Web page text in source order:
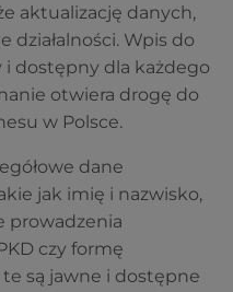
aktualizację danych,
działalności. Wpis do
dostępny dla każdego
otwiera drogę do
w Polsce.
dane
jak imię i nazwisko,
prowadzenia
czy formę
są jawne i dostępne